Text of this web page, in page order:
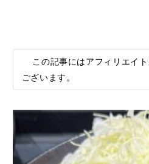
この記事にはアフィリエイ
ございます。